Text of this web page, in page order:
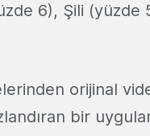
6), Şili (yüzde
orijinal
bir